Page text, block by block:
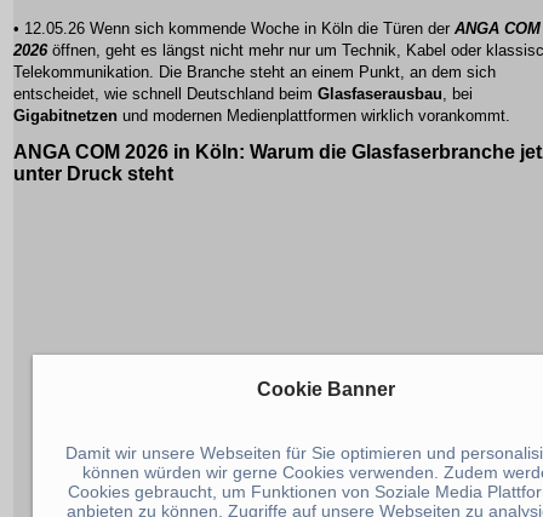
• 12.05.26 Wenn sich kommende Woche in Köln die Türen der ANGA COM
2026öffnen, geht es längst nicht mehr nur um Technik, Kabel oder
Telekommunikation. Die Branche steht an einem Punkt, an dem sich
entscheidet, wie schnell Deutschland beim Glasfaserausbau, bei
Gigabitnetzen und modernen Medienplattformen wirklich vorankommt.
ANGA COM 2026 in Köln: Warum die Glasfaserbranche
unter Druck steht
Cookie Banner
Damit wir unsere Webseiten für Sie optimieren und
können würden wir gerne Cookies verwenden. Zudem
Cookies gebraucht, um Funktionen von Soziale Media
anbieten zu können, Zugriffe auf unsere Webseiten zu